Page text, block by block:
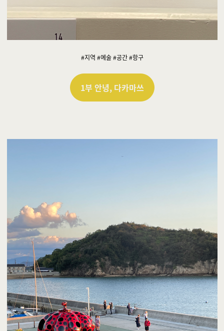
#지역 #예술 #공간 #항구
1부 안녕, 다카마쓰